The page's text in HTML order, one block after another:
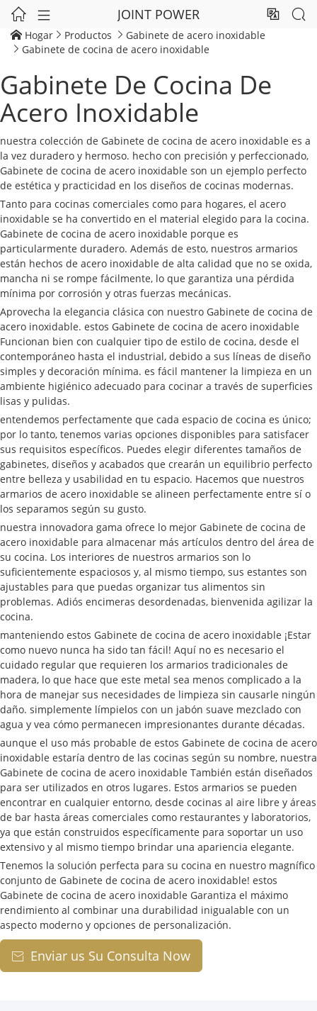
  JOINT POWER  
 Hogar  Productos  Gabinete de acero inoxidable
 Gabinete de cocina de acero inoxidable
Gabinete De Cocina De
Acero Inoxidable
nuestra colección de Gabinete de cocina de acero inoxidable es a
la vez duradero y hermoso. hecho con precisión y perfeccionado,
Gabinete de cocina de acero inoxidable son un ejemplo perfecto
de estética y practicidad en los diseños de cocinas modernas.
Tanto para cocinas comerciales como para hogares, el acero
inoxidable se ha convertido en el material elegido para la cocina.
Gabinete de cocina de acero inoxidable porque es
particularmente duradero. Además de esto, nuestros armarios
están hechos de acero inoxidable de alta calidad que no se oxida,
mancha ni se rompe fácilmente, lo que garantiza una pérdida
mínima por corrosión y otras fuerzas mecánicas.
Aprovecha la elegancia clásica con nuestro Gabinete de cocina de
acero inoxidable. estos Gabinete de cocina de acero inoxidable
Funcionan bien con cualquier tipo de estilo de cocina, desde el
contemporáneo hasta el industrial, debido a sus líneas de diseño
simples y decoración mínima. es fácil mantener la limpieza en un
ambiente higiénico adecuado para cocinar a través de superficies
lisas y pulidas.
entendemos perfectamente que cada espacio de cocina es único;
por lo tanto, tenemos varias opciones disponibles para satisfacer
sus requisitos específicos. Puedes elegir diferentes tamaños de
gabinetes, diseños y acabados que crearán un equilibrio perfecto
entre belleza y usabilidad en tu espacio. Hacemos que nuestros
armarios de acero inoxidable se alineen perfectamente entre sí o
los separamos según su gusto.
nuestra innovadora gama ofrece lo mejor Gabinete de cocina de
acero inoxidable para almacenar más artículos dentro del área de
su cocina. Los interiores de nuestros armarios son lo
suficientemente espaciosos y, al mismo tiempo, sus estantes son
ajustables para que puedas organizar tus alimentos sin
problemas. Adiós encimeras desordenadas, bienvenida agilizar la
cocina.
manteniendo estos Gabinete de cocina de acero inoxidable ¡Estar
como nuevo nunca ha sido tan fácil! Aquí no es necesario el
cuidado regular que requieren los armarios tradicionales de
madera, lo que hace que este metal sea menos complicado a la
hora de manejar sus necesidades de limpieza sin causarle ningún
daño. simplemente límpielos con un jabón suave mezclado con
agua y vea cómo permanecen impresionantes durante décadas.
aunque el uso más probable de estos Gabinete de cocina de acero
inoxidable estaría dentro de las cocinas según su nombre, nuestra
Gabinete de cocina de acero inoxidable También están diseñados
para ser utilizados en otros lugares. Estos armarios se pueden
encontrar en cualquier entorno, desde cocinas al aire libre y áreas
de bar hasta áreas comerciales como restaurantes y laboratorios,
ya que están construidos específicamente para soportar un uso
extensivo y al mismo tiempo brindar una apariencia elegante.
Tenemos la solución perfecta para su cocina en nuestro magnífico
conjunto de Gabinete de cocina de acero inoxidable! estos
Gabinete de cocina de acero inoxidable Garantiza el máximo
rendimiento al combinar una durabilidad inigualable con un
aspecto moderno y opciones de personalización.
 Enviar us Su Consulta Now